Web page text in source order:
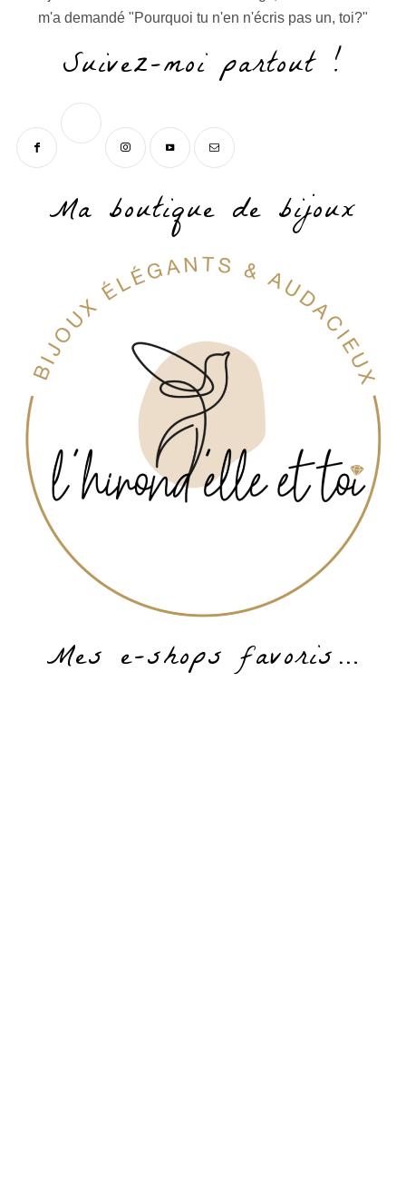
m'a demandé "Pourquoi tu n'en n'écris pas un, toi?"
Suivez-moi partout !
Ma boutique de bijoux
Mes e-shops favoris…